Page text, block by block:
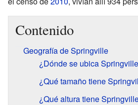
Contenido
Geografía de Springville
¿Dónde se ubica
¿Qué tamaño tiene
¿Qué altura tiene